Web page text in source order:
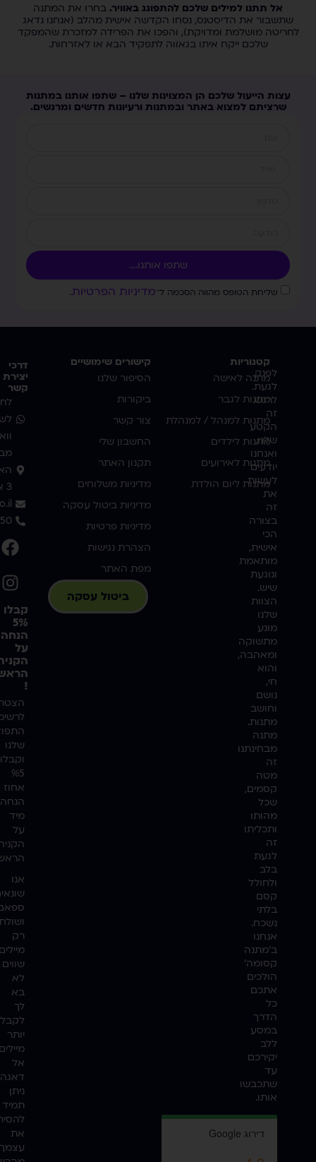
אל תתנו למילים שלכם להתפוגג באוויר. בחרו את המתנה
שתשבור את הדיסטנס, נסחו הקדשה אישית מהלב (אנחנו נדאג
לחריטה מושלמת ומדויקת), והפכו את הפרידה למזכרת שהמפקד
שלכם ייקח איתו בגאווה לתפקיד הבא או לאזרחות.
עצות הייעול שלכם הן המצוינות שלנו – שתפו אותנו במתנות
שרציתם למצוא באתר ובמתנות ורעיונות חדשים ומרגשים.
שליחת הטופס מהווה הסכמה ל־מדיניות הפרטיות.
שתפו אותנו....
לפנק.
לגעת.
לרגש.
זה
הקטע
שלנו.
ואנחנו
יודעים
לעשות
את
זה
בצורה
הכי
אישית,
מותאמת
ונוגעת
שיש.
הצוות
שלנו
מונע
מתשוקה
ומאהבה,
והוא
חי,
נושם
וחושב
מתנות.
מתנה
מבחינתנו
זה
מטה
קסמים,
שכל
מהותו
ותכליתו
זה
לגעת
בלב
ולחולל
קסם
בלתי
נשכח.
אנחנו
ב'מתנה
קסומה'
הולכים
אתכם
כל
הדרך
במסע
ללב
יקירכם
עד
שתכבשו
אותו.
קטגוריות
מתנה לאישה
מתנות לגבר
מתנות למנהל / למנהלת
מתנות לילדים
מתנות לאירועים
מתנות ליום הולדת
קישורים שימושיים
הסיפור שלנו
ביקורות
צור קשר
החשבון שלי
תקנון האתר
מדיניות משלוחים
מדיניות ביטול עסקה
מדיניות פרטיות
הצהרת נגישות
מפת האתר
ביטול עסקה
דרכי
יצירת
קשר
3 אשדוד
קבלו
5%
הנחה
על
!
שלנו
וקבלו
%5
אחוז
הנחה
מיד
על
אנו
רק
שווים
לא
בא
לך
לקבל
יותר
אל
ניתן
תמיד
את